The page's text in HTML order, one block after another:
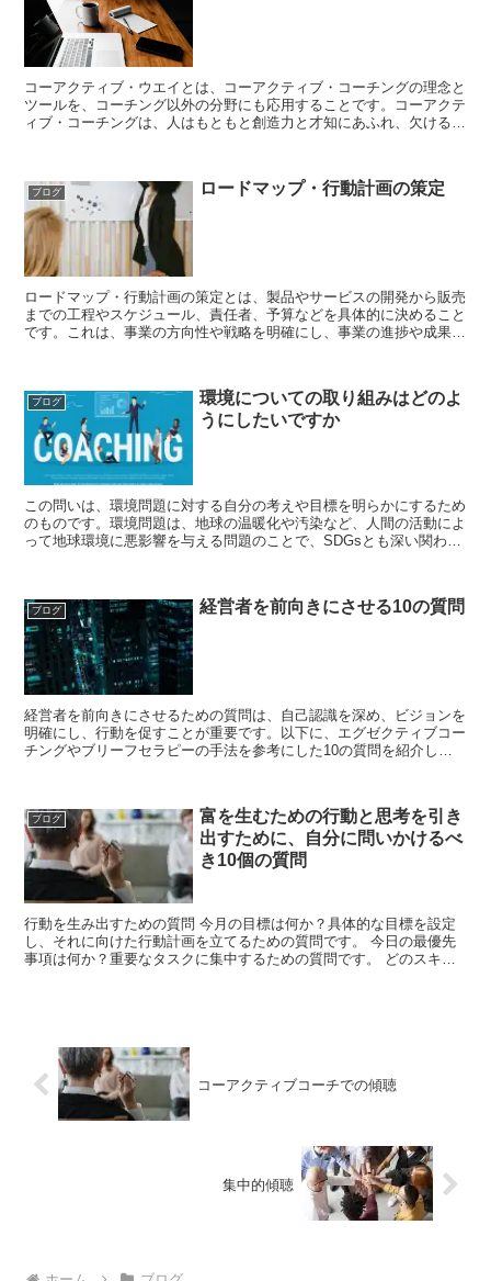
コーアクティブ・ウエイとは、コーアクティブ・コーチングの理念と
ツールを、コーチング以外の分野にも応用することです。コーアクテ
ィブ・コーチングは、人はもともと創造力と才知にあふれ、欠けると
ブログ ロードマップ・行動計画の策定
ロードマップ・行動計画の策定とは、製品やサービスの開発から販売
までの工程やスケジュール、責任者、予算などを具体的に決めること
です。これは、事業の方向性や戦略を明確にし、事業の進捗や成果を
ブログ
環境についての取り組みはどのよ
うにしたいですか
この問いは、環境問題に対する自分の考えや目標を明らかにするため
のものです。環境問題は、地球の温暖化や汚染など、人間の活動によ
って地球環境に悪影響を与える問題のことで、SDGsとも深い関わり
ブログ 経営者を前向きにさせる10の質問
経営者を前向きにさせるための質問は、自己認識を深め、ビジョンを
明確にし、行動を促すことが重要です。以下に、エグゼクティブコー
チングやブリーフセラピーの手法を参考にした10の質問を紹介しま
ブログ
富を生むための行動と思考を引き
出すために、自分に問いかけるべ
き10個の質問
行動を生み出すための質問 今月の目標は何か？具体的な目標を設定
し、それに向けた行動計画を立てるための質問です。 今日の最優先
事項は何か？重要なタスクに集中するための質問です。 どのスキル
コーアクティブコーチでの傾聴
集中的傾聴